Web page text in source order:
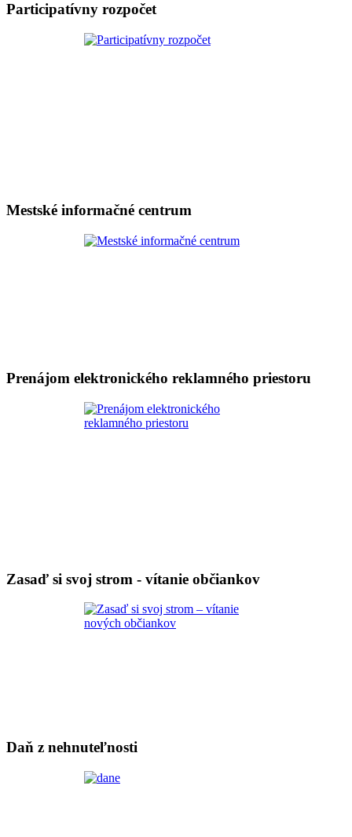
Participatívny rozpočet
Mestské informačné centrum
Prenájom elektronického reklamného priestoru
Zasaď si svoj strom - vítanie občiankov
Daň z nehnuteľnosti